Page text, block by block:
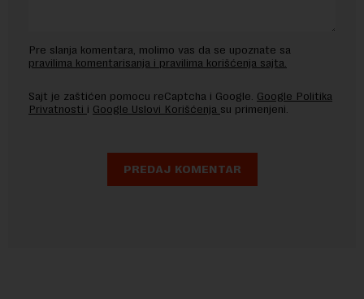
Pre slanja komentara, molimo vas da se upoznate sa
pravilima komentarisanja i pravilima korišćenja sajta.
Sajt je zaštićen pomocu reCaptcha i Google. Google Politika
Privatnosti i Google Uslovi Korišćenja su primenjeni.